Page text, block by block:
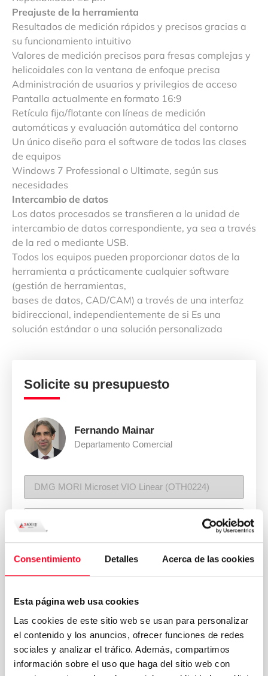
Consentimiento Detalles Acerca de las cookies
Esta página web usa cookies
Las cookies de este sitio web se usan para personalizar
el contenido y los anuncios, ofrecer funciones de redes
sociales y analizar el tráfico. Además, compartimos
información sobre el uso que haga del sitio web con
Preajuste de la herramienta
Resultados de medición rápidos y precisos gracias a
su funcionamiento intuitivo
Valores de medición precisos para fresas complejas y
helicoidales con la ventana de enfoque precisa
Administración de usuarios y privilegios de acceso
Pantalla actualmente en formato 16:9
Retícula fija/flotante con líneas de medición
automáticas y evaluación automática del contorno
Un único diseño para el software de todas las clases
de equipos
Windows 7 Professional o Ultimate, según sus
necesidades
Intercambio de datos
Los datos procesados ​​se transfieren a la unidad de
intercambio de datos correspondiente, ya sea a través
de la red o mediante USB.
Todos los equipos pueden proporcionar datos de la
herramienta a prácticamente cualquier software
(gestión de herramientas,
bases de datos, CAD/CAM) a través de una interfaz
bidireccional, independientemente de si Es una
solución estándar o una solución personalizada
Solicite su presupuesto
Fernando Mainar
Departamento Comercial